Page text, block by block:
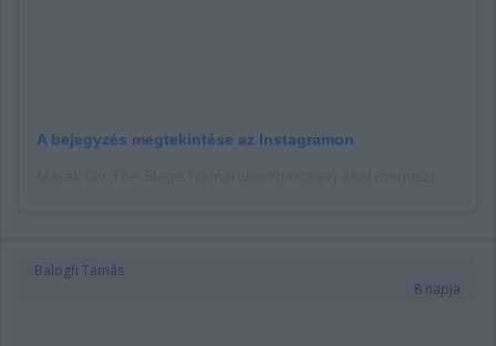
A bejegyzés megtekintése az Instagramon
Balogh Tamás
8 napja